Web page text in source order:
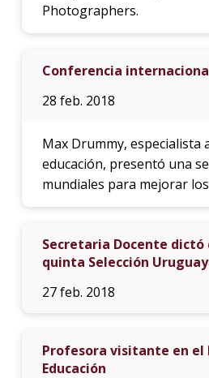
Photographers.
Conferencia
28 feb. 2018
Max Drummy, especialista
educación, presentó una
mundiales para mejorar
Secretaria Docente
quinta Selección
27 feb. 2018
Profesora visitante en el
Educación